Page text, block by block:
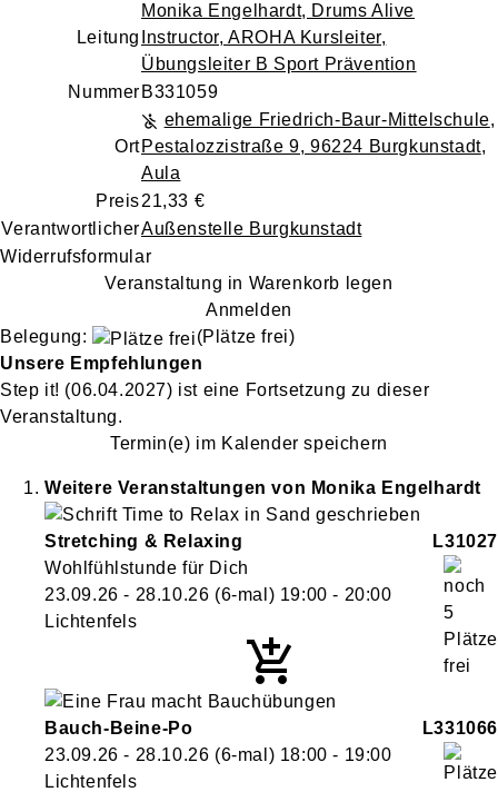
Leitung
Monika Engelhardt, Drums Alive
Instructor, AROHA Kursleiter,
Übungsleiter B Sport Prävention
Nummer B331059
Ort
ehemalige Friedrich-Baur-Mittelschule,
Pestalozzistraße 9, 96224 Burgkunstadt,
Aula
Preis21,33 €
VerantwortlicherAußenstelle Burgkunstadt
Widerrufsformular
Veranstaltung in Warenkorb legen
Anmelden
Belegung:
(Plätze frei)
Unsere Empfehlungen
Step it! (06.04.2027) ist eine Fortsetzung zu dieser
Veranstaltung.
Termin(e) im Kalender speichern
Weitere Veranstaltungen von Monika Engelhardt
Stretching & Relaxing
L31027
Wohlfühlstunde für Dich
23.09.26 - 28.10.26 (6-mal) 19:00 - 20:00
Lichtenfels
Bauch-Beine-Po
L331066
23.09.26 - 28.10.26 (6-mal) 18:00 - 19:00
Lichtenfels